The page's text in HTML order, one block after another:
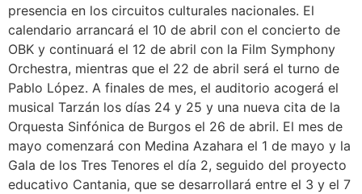
presencia en los circuitos culturales nacionales. El
calendario arrancará el 10 de abril con el concierto de
OBK y continuará el 12 de abril con la Film Symphony
Orchestra, mientras que el 22 de abril será el turno de
Pablo López. A finales de mes, el auditorio acogerá el
musical Tarzán los días 24 y 25 y una nueva cita de la
Orquesta Sinfónica de Burgos el 26 de abril. El mes de
mayo comenzará con Medina Azahara el 1 de mayo y la
Gala de los Tres Tenores el día 2, seguido del proyecto
educativo Cantania, que se desarrollará entre el 3 y el 7